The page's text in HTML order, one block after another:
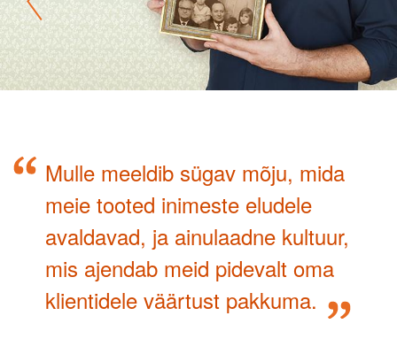
Mulle meeldib sügav mõju, mida
meie tooted inimeste eludele
avaldavad, ja ainulaadne kultuur,
mis ajendab meid pidevalt oma
klientidele väärtust pakkuma.